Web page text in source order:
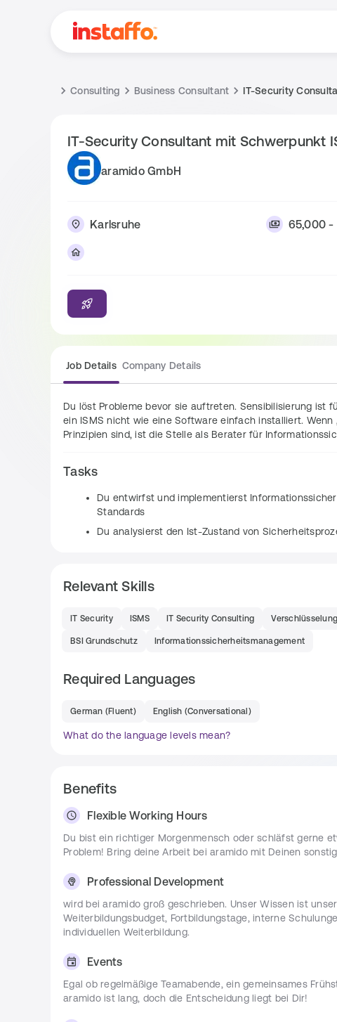
Consulting Business Consultant IT-Security
IT-Security Consultant mit Schwerpunkt
aramido GmbH
Karlsruhe 65,000 -
Job Details Company Details
Du löst Probleme bevor sie auftreten. Sensibilisierung ist
ein ISMS nicht wie eine Software einfach installiert. Wenn
Prinzipien sind, ist die Stelle als Berater für
Tasks
Du entwirfst und implementierst
Standards
Du analysierst den Ist-Zustand von
Du leitest Workshops, Schulungen und
Du koordinierst die Umsetzung von
Wirtschaftswissenschaften oder ähnliches
Verlässlichkeit und Diskretion zeichnen Dich aus
Team
Wir sind ein vielfältiges Team aus ca. 35 Mitarbeitenden
und Lösungsweisen. Uns ist gegenseitige
Neugier und natürlich Spaß an unserer Arbeit sehr
Weiterentwicklung und fördern unserer Team, sodass
gestalten.
Application Process
Erster Call 📞
Relevant Skills
IT Security ISMS IT Security Consulting Verschlüsselung
BSI Grundschutz Informationssicherheitsmanagement
Required Languages
German (Fluent) English (Conversational )
What do the language levels mean?
Benefits
Flexible Working Hours
Du bist ein richtiger Morgenmensch oder schläfst gerne
Problem! Bring deine Arbeit bei aramido mit Deinen
Professional Development
wird bei aramido groß geschrieben. Unser Wissen ist
Weiterbildungsbudget, Fortbildungstage, interne
individuellen Weiterbildung.
Events
Egal ob regelmäßige Teamabende, ein gemeinsames
aramido ist lang, doch die Entscheidung liegt bei Dir!